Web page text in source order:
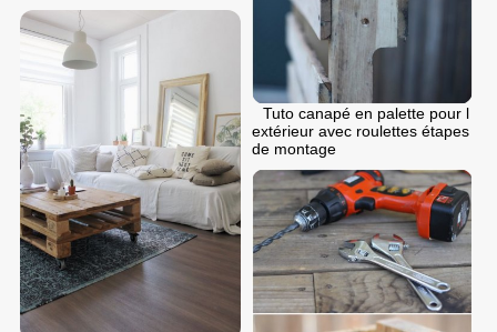
Tuto canapé en palette pour l
extérieur avec roulettes étapes
de montage